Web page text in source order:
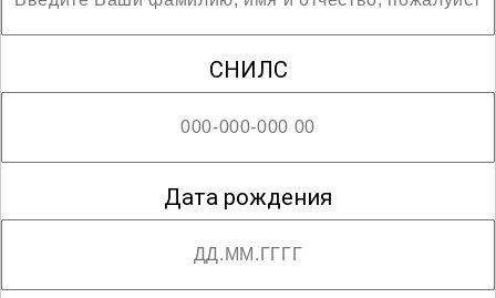
; Возможны разряды с четвёртого по пятый
СНИЛС
Дата рождения